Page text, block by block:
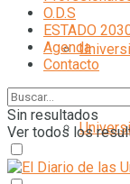
O.D.S
ESTADO
Agenda
Contacto
Sin resultados
Ver todos los